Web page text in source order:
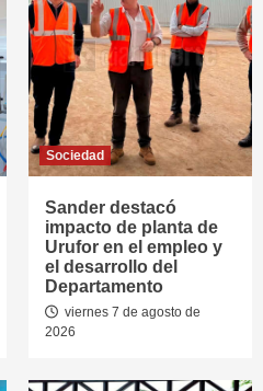
Sociedad
Sander destacó
impacto de planta de
Urufor en el empleo y
el desarrollo del
Departamento
viernes 7 de agosto de
2026